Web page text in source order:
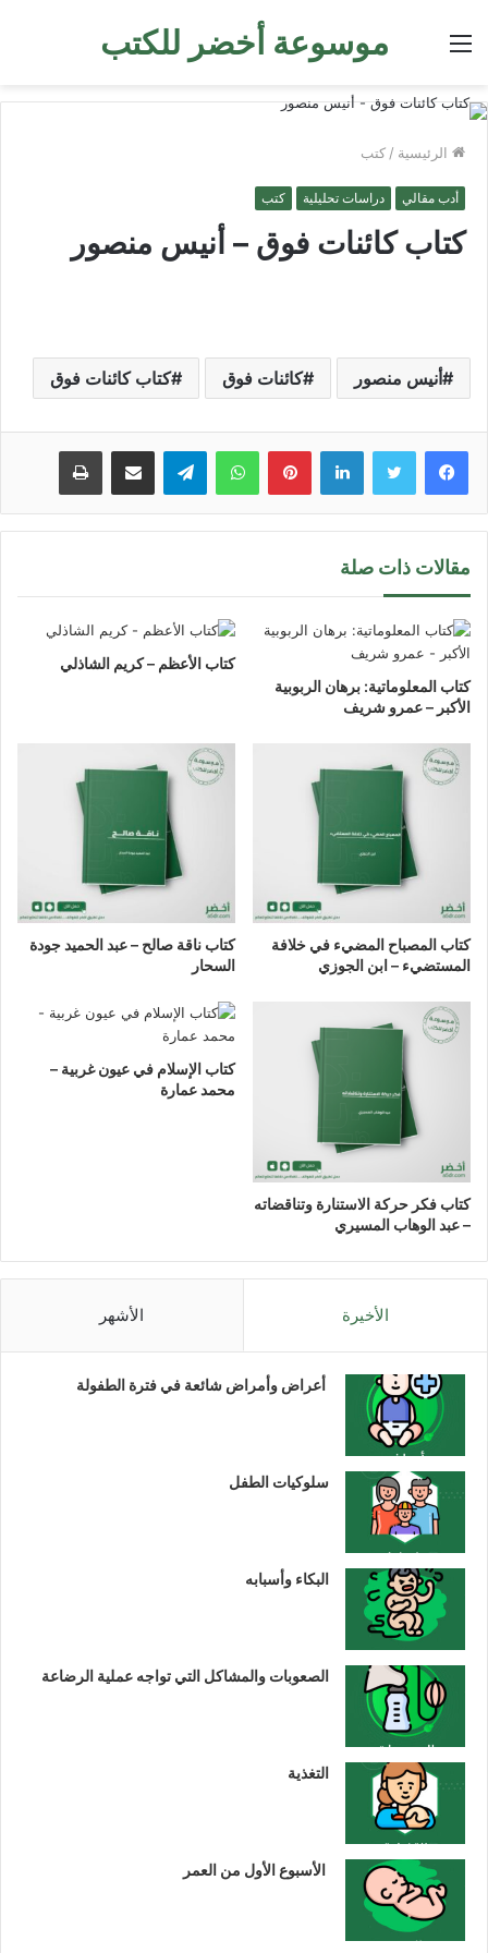
موسوعة أخضر للكتب القائمة
الرئيسية / كتب
أدب مقالي دراسات تحليلية كتب
كتاب كائنات فوق – أنيس منصور
أنيس منصور كائنات فوق كتاب كائنات فوق
لينكدإن بينتيريستواتساب تيلقرام مشاركة عبر البريد طباعة
مقالات ذات صلة
كتاب المعلوماتية: برهان الربوبية
الأكبر – عمرو شريف
كتاب الأعظم – كريم الشاذلي
كتاب المصباح المضيء في خلافة
المستضيء – ابن الجوزي
كتاب ناقة صالح – عبد الحميد جودة
السحار
كتاب فكر حركة الاستنارة وتناقضاته
– عبد الوهاب المسيري
كتاب الإسلام في عيون غربية –
محمد عمارة
الأخيرة الأشهر
أعراض وأمراض شائعة في فترة الطفولة
سلوكيات الطفل
البكاء وأسبابه
الصعوبات والمشاكل التي تواجه عملية الرضاعة
التغذية
الأسبوع الأول من العمر